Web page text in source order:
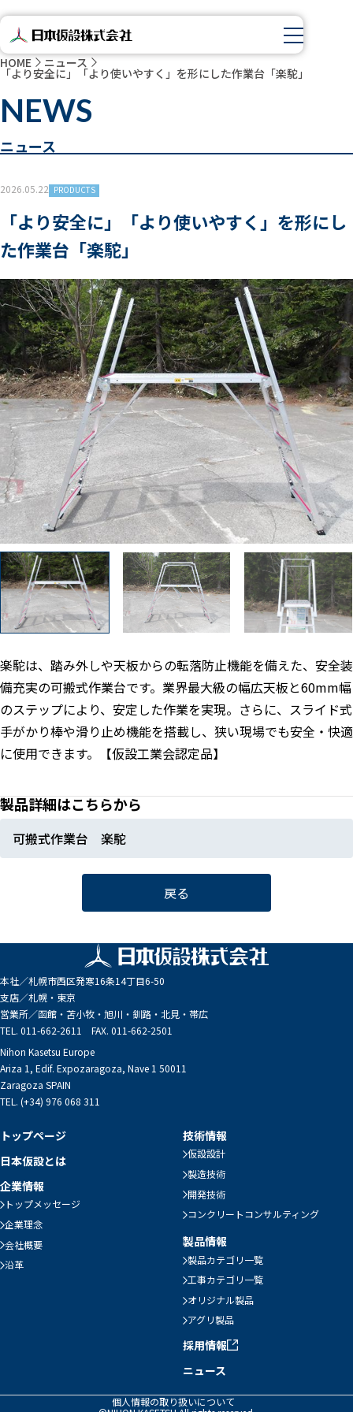
HOME ニュース
「より安全に」「より使いやすく」を形にした作業台「楽駝」
NEWS
ニュース
2026.05.22 PRODUCTS
「より安全に」「より使いやすく」を形にし
た作業台「楽駝」
楽駝は、踏み外しや天板からの転落防止機能を備えた、安全装
備充実の可搬式作業台です。業界最大級の幅広天板と60mm幅
のステップにより、安定した作業を実現。さらに、スライド式
手がかり棒や滑り止め機能を搭載し、狭い現場でも安全・快適
に使用できます。【仮設工業会認定品】
製品詳細はこちらから
可搬式作業台 楽駝
戻る
本社／札幌市西区発寒16条14丁目6-50
支店／札幌・東京
営業所／函館・苫小牧・旭川・釧路・北見・帯広
TEL. 011-662-2611 FAX. 011-662-2501
Nihon Kasetsu Europe
Ariza 1, Edif. Expozaragoza, Nave 1 50011
Zaragoza SPAIN
TEL. (+34) 976 068 311
トップページ
日本仮設とは
企業情報
トップメッセージ
企業理念
会社概要
沿革
技術情報
仮設設計
製造技術
開発技術
コンクリートコンサルティング
製品情報
製品カテゴリ一覧
工事カテゴリ一覧
オリジナル製品
アグリ製品
採用情報
ニュース
個人情報の取り扱いについて